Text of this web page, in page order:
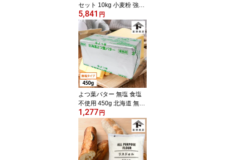
セット 10kg 小麦粉 強力
粉 国産 富澤商店 製パン
パン作り 送料無料 パン
用
5,841 円
よつ葉バター 無塩 食塩
不使用 450g 北海道 無塩
バター よつば 四つ葉 よ
つ葉乳業 よつ葉無塩【
冷蔵便 】【 富澤商店 公
式 】
1,277 円